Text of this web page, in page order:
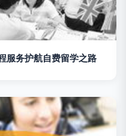
服务护航自费留学之路